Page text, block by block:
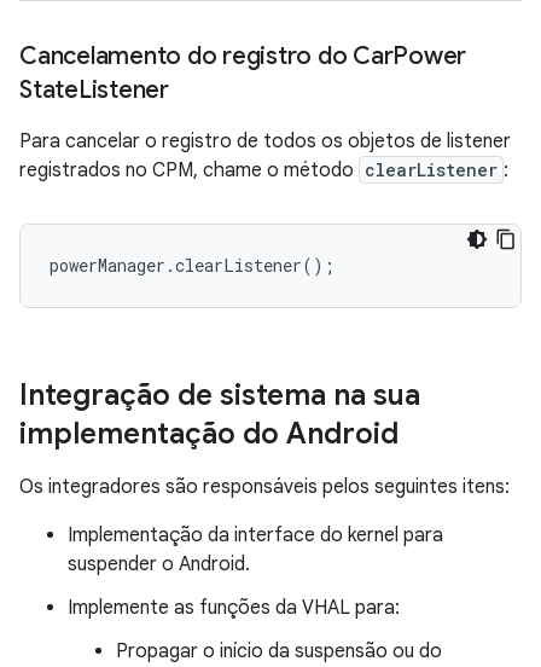
Cancelamento do registro do CarPower
StateListener
Para cancelar o registro de todos os objetos de listener
registrados no CPM, chame o método clearListener :
powerManager.clearListener();
Integração de sistema na sua
implementação do Android
Os integradores são responsáveis pelos seguintes itens:
Implementação da interface do kernel para
suspender o Android.
Implemente as funções da VHAL para:
Propagar o início da suspensão ou do